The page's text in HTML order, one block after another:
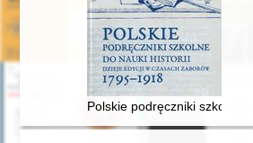
Polskie podręczniki szkolne